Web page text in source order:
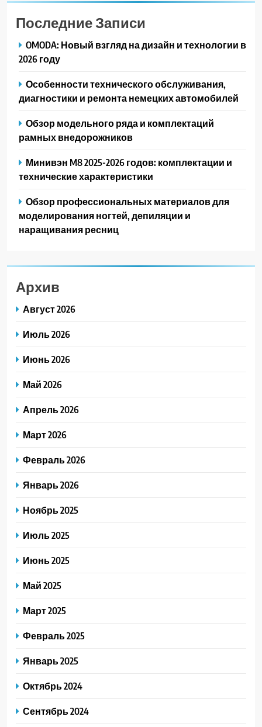
Последние Записи
OMODA: Новый взгляд на дизайн и технологии в
2026 году
Особенности технического обслуживания,
диагностики и ремонта немецких автомобилей
Обзор модельного ряда и комплектаций
рамных внедорожников
Минивэн M8 2025-2026 годов: комплектации и
технические характеристики
Обзор профессиональных материалов для
моделирования ногтей, депиляции и
наращивания ресниц
Архив
Август 2026
Июль 2026
Июнь 2026
Май 2026
Апрель 2026
Март 2026
Февраль 2026
Январь 2026
Ноябрь 2025
Июль 2025
Июнь 2025
Май 2025
Март 2025
Февраль 2025
Январь 2025
Октябрь 2024
Сентябрь 2024